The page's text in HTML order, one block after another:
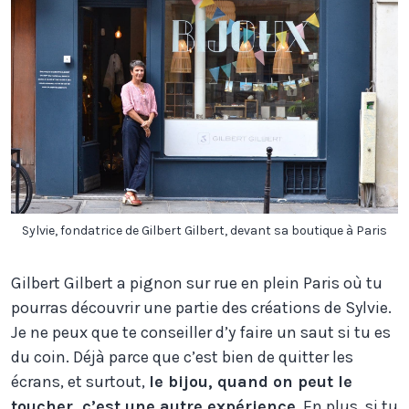
Sylvie, fondatrice de Gilbert Gilbert, devant sa boutique à Paris
Gilbert Gilbert a pignon sur rue en plein Paris où tu
pourras découvrir une partie des créations de Sylvie.
Je ne peux que te conseiller d’y faire un saut si tu es
du coin. Déjà parce que c’est bien de quitter les
écrans, et surtout, le bijou, quand on peut le